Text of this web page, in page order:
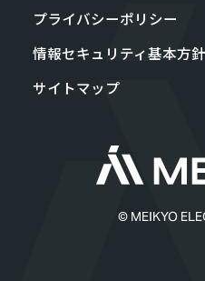
プライバシーポリシー
情報セキュリティ基本方針
サイトマップ
© MEIKYO